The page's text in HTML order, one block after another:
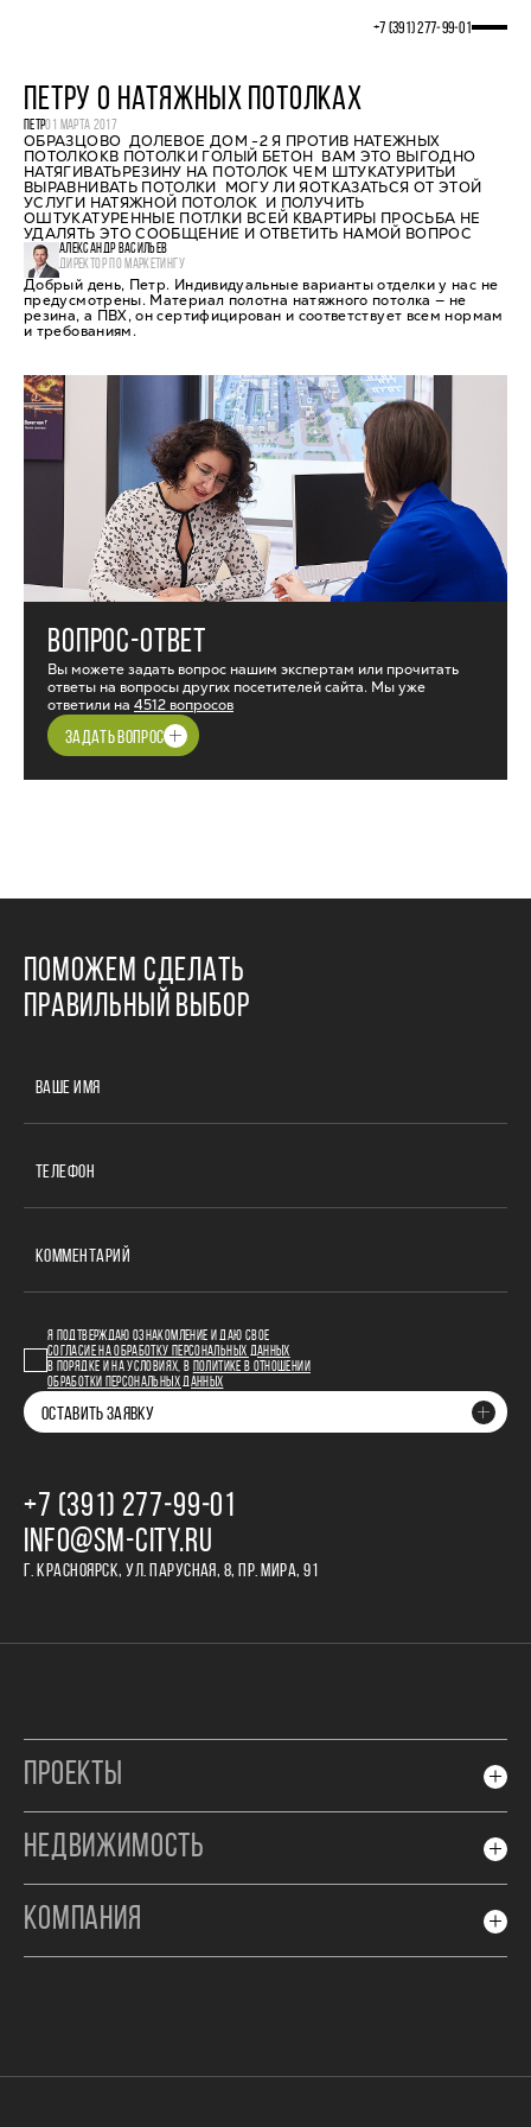
+7 (391) 277‒99‒01
ПЕТРУ О НАТЯЖНЫХ ПОТОЛКАХ
ПЕТР01 МАРТА 2017
ОБРАЗЦОВО ДОЛЕВОЕ ДОМ -2 Я ПРОТИВ НАТЕЖНЫХ
ПОТОЛКОКВ ПОТОЛКИ ГОЛЫЙ БЕТОН ВАМ ЭТО ВЫГОДНО
НАТЯГИВАТЬРЕЗИНУ НА ПОТОЛОК ЧЕМ ШТУКАТУРИТЬИ
ВЫРАВНИВАТЬ ПОТОЛКИ МОГУ ЛИ ЯОТКАЗАТЬСЯ ОТ ЭТОЙ
УСЛУГИ НАТЯЖНОЙ ПОТОЛОК И ПОЛУЧИТЬ
ОШТУКАТУРЕННЫЕ ПОТЛКИ ВСЕЙ КВАРТИРЫ ПРОСЬБА НЕ
УДАЛЯТЬ ЭТО СООБЩЕНИЕ И ОТВЕТИТЬ НАМОЙ ВОПРОС
АЛЕКСАНДР ВАСИЛЬЕВ
ДИРЕКТОР ПО МАРКЕТИНГУ
Добрый день, Петр. Индивидуальные варианты отделки у нас не
предусмотрены. Материал полотна натяжного потолка — не
резина, а ПВХ, он сертифицирован и соответствует всем нормам
и требованиям.
ВОПРОС-ОТВЕТ
Вы можете задать вопрос нашим экспертам или прочитать
ответы на вопросы других посетителей сайта. Мы уже
ответили на 4512 вопросов
ЗАДАТЬ ВОПРОС
ПОМОЖЕМ СДЕЛАТЬ
ПРАВИЛЬНЫЙ ВЫБОР
ВАШЕ ИМЯ
ТЕЛЕФОН
КОММЕНТАРИЙ
Я ПОДТВЕРЖДАЮ ОЗНАКОМЛЕНИЕ И ДАЮ СВОЕ
СОГЛАСИЕ НА ОБРАБОТКУ ПЕРСОНАЛЬНЫХ ДАННЫХ
В ПОРЯДКЕ И НА УСЛОВИЯХ, В
ПОЛИТИКЕ В ОТНОШЕНИИ
ОБРАБОТКИ ПЕРСОНАЛЬНЫХ ДАННЫХ
ОСТАВИТЬ ЗАЯВКУ
+7 (391) 277‒99‒01
INFO@SM-CITY.RU
Г. КРАСНОЯРСК, УЛ. ПАРУСНАЯ, 8, ПР. МИРА, 91
ПРОЕКТЫ
НЕДВИЖИМОСТЬ
КОМПАНИЯ